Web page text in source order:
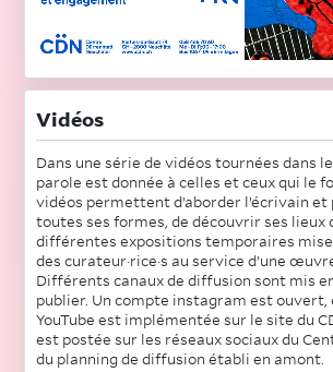
Vidéos
Dans une série de vidéos tournées dans
parole est donnée à celles et ceux qui le
vidéos permettent d’aborder l’écrivain
toutes ses formes, de découvrir ses lieux
différentes expositions temporaires
des curateur·rice·s au service d’une
Différents canaux de diffusion sont mis
publier. Un compte instagram est ouvert,
YouTube est implémentée sur le site du
est postée sur les réseaux sociaux du
du planning de diffusion établi en amont.